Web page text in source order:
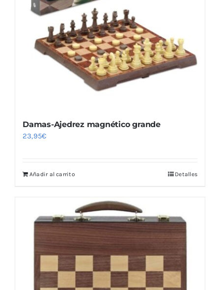
Damas-Ajedrez magnético grande
23,95€
Añadir al carrito Detalles